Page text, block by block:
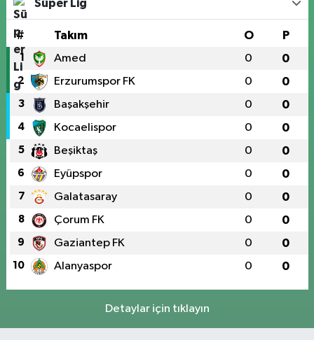
Süper Lig
# Takım O P
1 Amed 0 0
2 Erzurumspor FK 0 0
3 Başakşehir 0 0
4 Kocaelispor 0 0
5 Beşiktaş 0 0
6 Eyüpspor 0 0
7 Galatasaray 0 0
8 Çorum FK 0 0
9 Gaziantep FK 0 0
10 Alanyaspor 0 0
Detaylar için tıklayın